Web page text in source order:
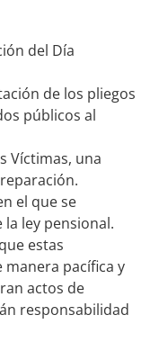
del Día
de los pliegos
públicos al
Víctimas, una
el que se
ley pensional.
estas
pacífica y
actos de
responsabilidad